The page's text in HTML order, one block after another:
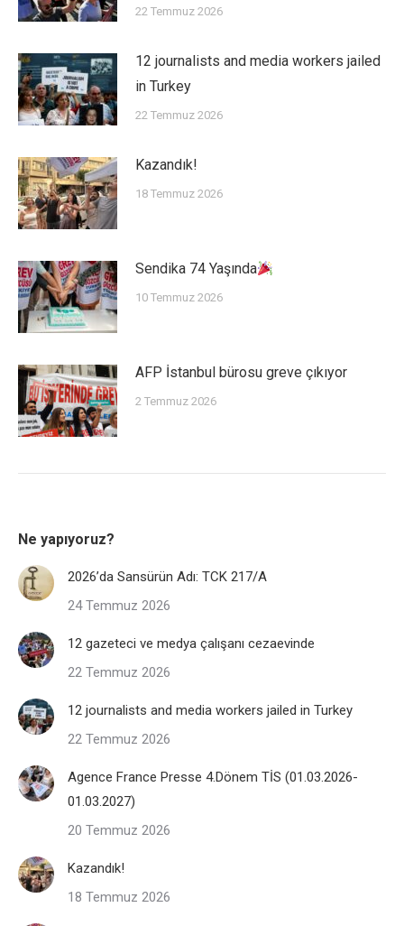
22 Temmuz 2026
12 journalists and media workers jailed
in Turkey
22 Temmuz 2026
Kazandık!
18 Temmuz 2026
Sendika 74 Yaşında
10 Temmuz 2026
AFP İstanbul bürosu greve çıkıyor
2 Temmuz 2026
Ne yapıyoruz?
2026’da Sansürün Adı: TCK 217/A
24 Temmuz 2026
12 gazeteci ve medya çalışanı cezaevinde
22 Temmuz 2026
12 journalists and media workers jailed in Turkey
22 Temmuz 2026
Agence France Presse 4.Dönem TİS (01.03.2026-
01.03.2027)
20 Temmuz 2026
Kazandık!
18 Temmuz 2026